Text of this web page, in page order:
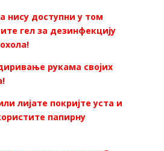
нису доступни у том
гел за дезинфекцију
рукама својих
лијате покријте уста и
папирну